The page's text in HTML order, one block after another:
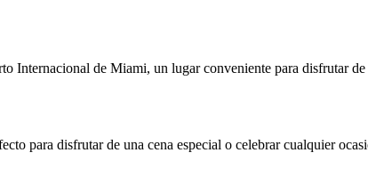
Internacional de Miami, un lugar conveniente para disfrutar
para disfrutar de una cena especial o celebrar cualquier